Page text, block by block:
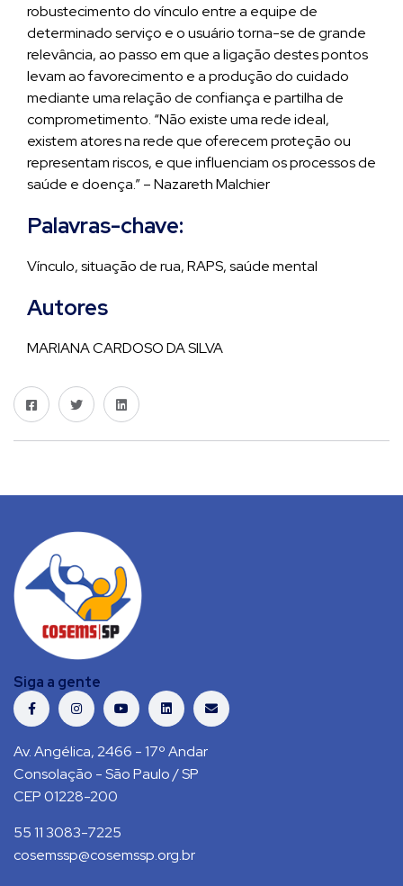
robustecimento do vínculo entre a equipe de
determinado serviço e o usuário torna-se de grande
relevância, ao passo em que a ligação destes pontos
levam ao favorecimento e a produção do cuidado
mediante uma relação de confiança e partilha de
comprometimento. “Não existe uma rede ideal,
existem atores na rede que oferecem proteção ou
representam riscos, e que influenciam os processos de
saúde e doença.” – Nazareth Malchier
Palavras-chave:
Vínculo, situação de rua, RAPS, saúde mental
Autores
MARIANA CARDOSO DA SILVA
Siga a gente
Av. Angélica, 2466 - 17º Andar
Consolação - São Paulo / SP
CEP 01228-200
55 11 3083-7225
cosemssp@cosemssp.org.br